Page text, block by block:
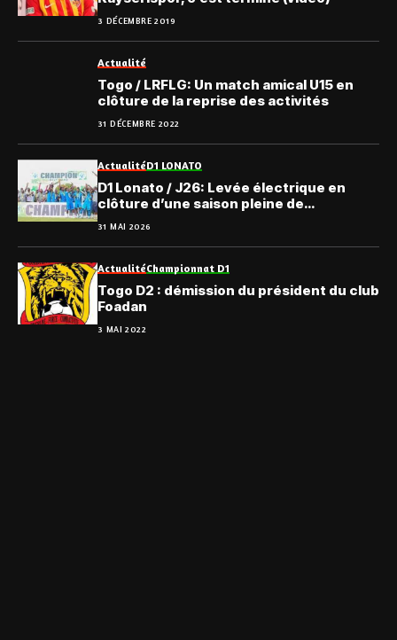
3 DÉCEMBRE 2019
Actualité
Togo / LRFLG: Un match amical U15 en
clôture de la reprise des activités
31 DÉCEMBRE 2022
ActualitéD1 LONATO
D1 Lonato / J26: Levée électrique en
clôture d’une saison pleine de
rebondissements
31 MAI 2026
ActualitéChampionnat D1
Togo D2 : démission du président du club
Foadan
3 MAI 2022